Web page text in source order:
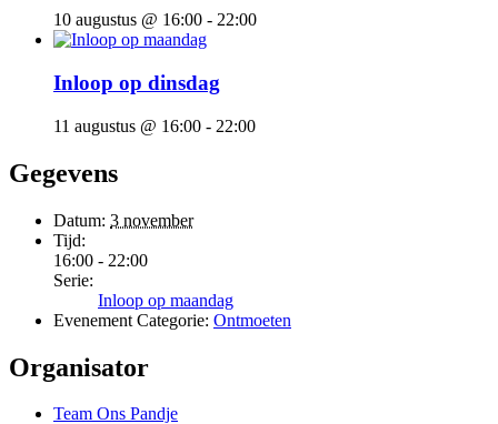
10 augustus @ 16:00 - 22:00
Inloop op dinsdag
11 augustus @ 16:00 - 22:00
Gegevens
Datum: 3 november
Tijd:
16:00 - 22:00
Serie:
Inloop op maandag
Evenement Categorie: Ontmoeten
Organisator
Team Ons Pandje